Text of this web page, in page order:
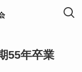
55年卒業